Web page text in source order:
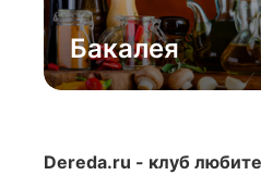
Бакалея
Dereda.ru - клуб